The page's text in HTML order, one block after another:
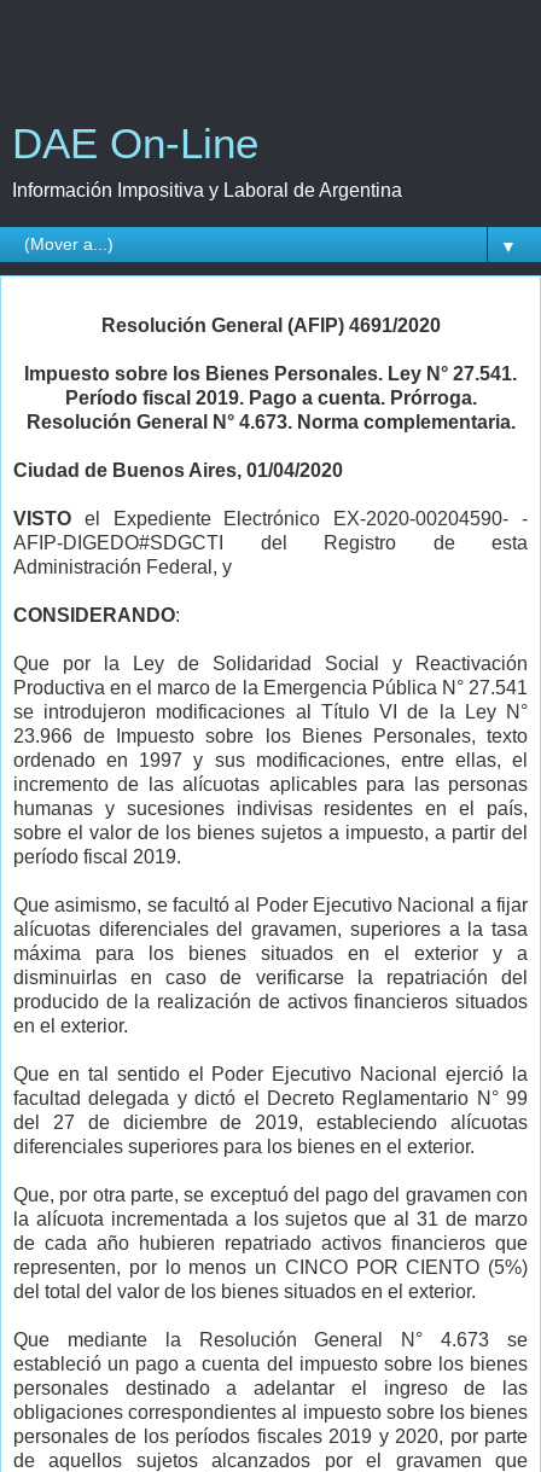
DAE On-Line
Información Impositiva y Laboral de Argentina
▼
Resolución General (AFIP) 4691/2020
Impuesto sobre los Bienes Personales. Ley N° 27.541.
Período fiscal 2019. Pago a cuenta. Prórroga.
Resolución General N° 4.673. Norma complementaria.
Ciudad de Buenos Aires, 01/04/2020
VISTO el Expediente Electrónico EX-2020-00204590- -
AFIP-DIGEDO#SDGCTI del Registro de esta
Administración Federal, y
CONSIDERANDO:
Que por la Ley de Solidaridad Social y Reactivación
Productiva en el marco de la Emergencia Pública N° 27.541
se introdujeron modificaciones al Título VI de la Ley N°
23.966 de Impuesto sobre los Bienes Personales, texto
ordenado en 1997 y sus modificaciones, entre ellas, el
incremento de las alícuotas aplicables para las personas
humanas y sucesiones indivisas residentes en el país,
sobre el valor de los bienes sujetos a impuesto, a partir del
período fiscal 2019.
Que asimismo, se facultó al Poder Ejecutivo Nacional a fijar
alícuotas diferenciales del gravamen, superiores a la tasa
máxima para los bienes situados en el exterior y a
disminuirlas en caso de verificarse la repatriación del
producido de la realización de activos financieros situados
en el exterior.
Que en tal sentido el Poder Ejecutivo Nacional ejerció la
facultad delegada y dictó el Decreto Reglamentario N° 99
del 27 de diciembre de 2019, estableciendo alícuotas
diferenciales superiores para los bienes en el exterior.
Que, por otra parte, se exceptuó del pago del gravamen con
la alícuota incrementada a los sujetos que al 31 de marzo
de cada año hubieren repatriado activos financieros que
representen, por lo menos un CINCO POR CIENTO (5%)
del total del valor de los bienes situados en el exterior.
Que mediante la Resolución General N° 4.673 se
estableció un pago a cuenta del impuesto sobre los bienes
personales destinado a adelantar el ingreso de las
obligaciones correspondientes al impuesto sobre los bienes
personales de los períodos fiscales 2019 y 2020, por parte
de aquellos sujetos alcanzados por el gravamen que